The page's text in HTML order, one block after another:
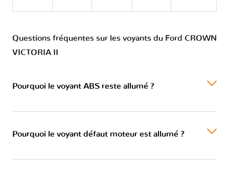
Questions fréquentes sur les voyants du Ford CROWN
VICTORIA II
Pourquoi le voyant ABS reste allumé ?
Pourquoi le voyant défaut moteur est allumé ?